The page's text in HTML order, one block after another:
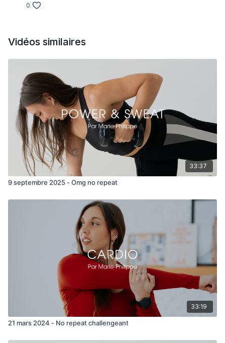
- Sumo half raise
- Back kicks
- Squat cleans
- Snatch back lunge
8 min haut du corps
- Push press
- Triceps kick back
- T plank press
0
Vidéos similaires
33:37
9 septembre 2025 - Omg no repeat
33:19
21 mars 2024 - No repeat challengeant